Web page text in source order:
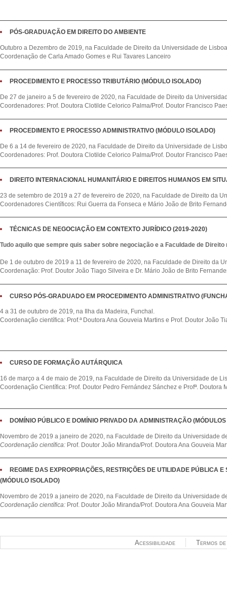
PÓS-GRADUAÇÃO EM DIREITO DO AMBIENTE
Outubro a Dezembro de 2019, na Faculdade de Direito da Universidade de Lisboa
Coordenação de Carla Amado Gomes e Rui Tavares Lanceiro
PROCEDIMENTO E PROCESSO TRIBUTÁRIO (MÓDULO ISOLADO)
De 27 de janeiro a 5 de fevereiro de 2020, na Faculdade de Direito da
Coordenadores: Prof. Doutora Clotilde Celorico Palma/Prof. Doutor Francisco
PROCEDIMENTO E PROCESSO ADMINISTRATIVO (MÓDULO ISOLADO)
De 6 a 14 de fevereiro de 2020, na Faculdade de Direito da Universidade de
Coordenadores: Prof. Doutora Clotilde Celorico Palma/Prof. Doutor Francisco
DIREITO INTERNACIONAL HUMANITÁRIO E DIREITOS HUMANOS EM
23 de setembro de 2019 a 27 de fevereiro de 2020, na Faculdade de Direito da
Coordenadores Científicos: Rui Guerra da Fonseca e Mário João de Brito
TÉCNICAS DE NEGOCIAÇÃO EM CONTEXTO JURÍDICO (2019-2020)
Tudo aquilo que sempre quis saber sobre negociação e a Faculdade de Direito
De 1 de outubro de 2019 a 11 de fevereiro de 2020, na Faculdade de Direito da
Coordenação: Prof. Doutor João Tiago Silveira e Dr. Mário João de Brito
CURSO PÓS-GRADUADO EM PROCEDIMENTO ADMINISTRATIVO
4 a 31 de outubro de 2019, na Ilha da Madeira, Funchal.
Coordenação científica: Prof.ª Doutora Ana Gouveia Martins e Prof. Doutor João
CURSO DE FORMAÇÃO AUTÁRQUICA
16 de março a 4 de maio de 2019, na Faculdade de Direito da Universidade de
Coordenação Científica: Prof. Doutor Pedro Fernández Sánchez e Profª. Doutora
DOMÍNIO PÚBLICO E DOMÍNIO PRIVADO DA ADMINISTRAÇÃO
Novembro de 2019 a janeiro de 2020, na Faculdade de Direito da Universidade
Coordenação científica: Prof. Doutor João Miranda/Prof. Doutora Ana Gouveia
REGIME DAS EXPROPRIAÇÕES, RESTRIÇÕES DE UTILIDADE PÚBLICA E
(MÓDULO ISOLADO)
Novembro de 2019 a janeiro de 2020, na Faculdade de Direito da Universidade
Coordenação científica: Prof. Doutor João Miranda/Prof. Doutora Ana Gouveia
Termos
Acessibilidade